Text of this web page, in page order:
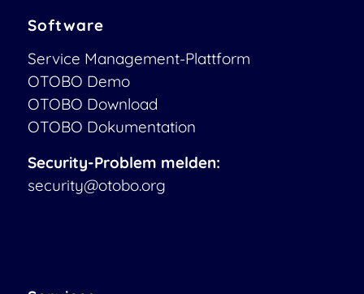
Software
Service Management-Plattform
OTOBO Demo
OTOBO Download
OTOBO Dokumentation
Security-Problem melden:
security@otobo.org